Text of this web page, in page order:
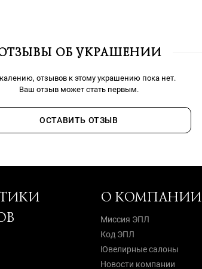
ОБ УКРАШЕНИИ
отзывов к этому украшению пока нет.
Ваш отзыв может стать первым.
ОСТАВИТЬ ОТЗЫВ
О КОМПАНИИ
Миссия ЭПЛ
Код ЭПЛ
Ювелирные салоны
Новости компании